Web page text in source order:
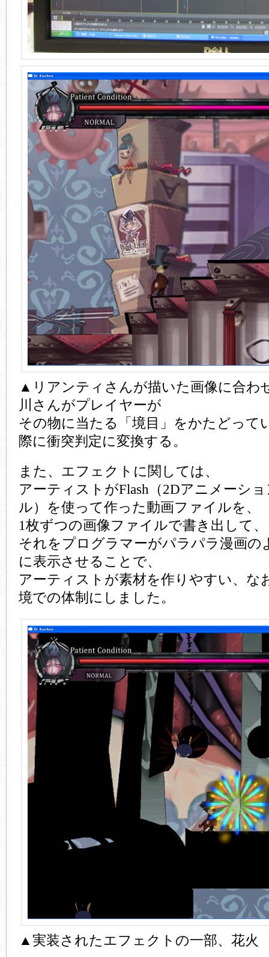
▲リアンティさんが描いた画像に合わ
川さんがプレイヤーが
その物に当たる「境目」をかたどって
際に衝突判定に変換する。
また、エフェクトに関しては、
アーティストがFlash（2Dアニメーシ
ル）を使って作った動画ファイルを、
1枚ずつの画像ファイルで書き出して、
それをプログラマーがパラパラ漫画の
に表示させることで、
アーティストが素材を作りやすい、な
境での体制にしました。
▲実装されたエフェクトの一部、花火